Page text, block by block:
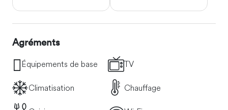
Agréments
Équipements de base TV
Climatisation Chauffage